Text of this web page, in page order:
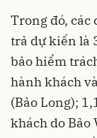
Trong đó, các
trả dự kiến là
bảo hiểm
hành khách
(Bảo Long);
khách do Bảo